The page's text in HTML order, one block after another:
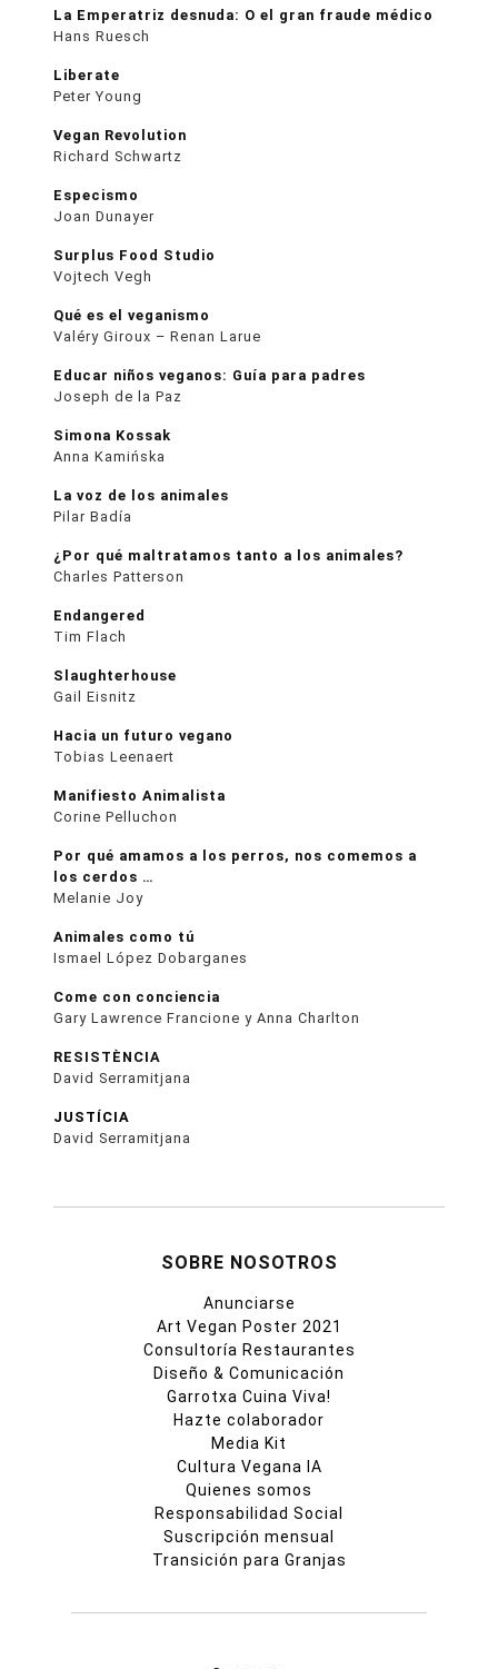
La Emperatriz desnuda: O el gran fraude médico
Hans Ruesch
Liberate
Peter Young
Vegan Revolution
Richard Schwartz
Especismo
Joan Dunayer
Surplus Food Studio
Vojtech Vegh
Qué es el veganismo
Valéry Giroux – Renan Larue
Educar niños veganos: Guía para padres
Joseph de la Paz
Simona Kossak
Anna Kamińska
La voz de los animales
Pilar Badía
¿Por qué maltratamos tanto a los animales?
Charles Patterson
Endangered
Tim Flach
Slaughterhouse
Gail Eisnitz
Hacia un futuro vegano
Tobias Leenaert
Manifiesto Animalista
Corine Pelluchon
Por qué amamos a los perros, nos comemos a
los cerdos …
Melanie Joy
Animales como tú
Ismael López Dobarganes
Come con conciencia
Gary Lawrence Francione y Anna Charlton
RESISTÈNCIA
David Serramitjana
JUSTÍCIA
David Serramitjana
SOBRE NOSOTROS
Anunciarse
Art Vegan Poster 2021
Consultoría Restaurantes
Diseño & Comunicación
Garrotxa Cuina Viva!
Hazte colaborador
Media Kit
Cultura Vegana IA
Quienes somos
Responsabilidad Social
Suscripción mensual
Transición para Granjas